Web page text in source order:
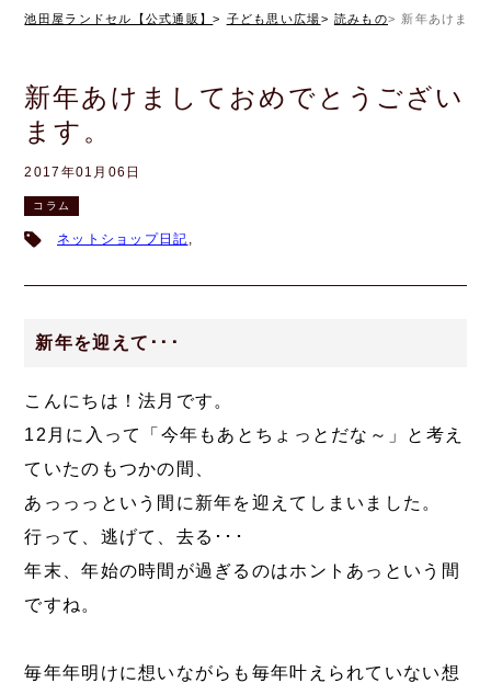
池田屋ランドセル【公式通販】 子ども思い広場 読みもの 新年あけまし
新年あけましておめでとうござい
ます。
2017年01月06日
コラム
ネットショップ日記
新年を迎えて･･･
こんにちは！法月です。
12月に入って「今年もあとちょっとだな～」と考え
ていたのもつかの間、
あっっっという間に新年を迎えてしまいました。
行って、逃げて、去る･･･
年末、年始の時間が過ぎるのはホントあっという間
ですね。
毎年年明けに想いながらも毎年叶えられていない想